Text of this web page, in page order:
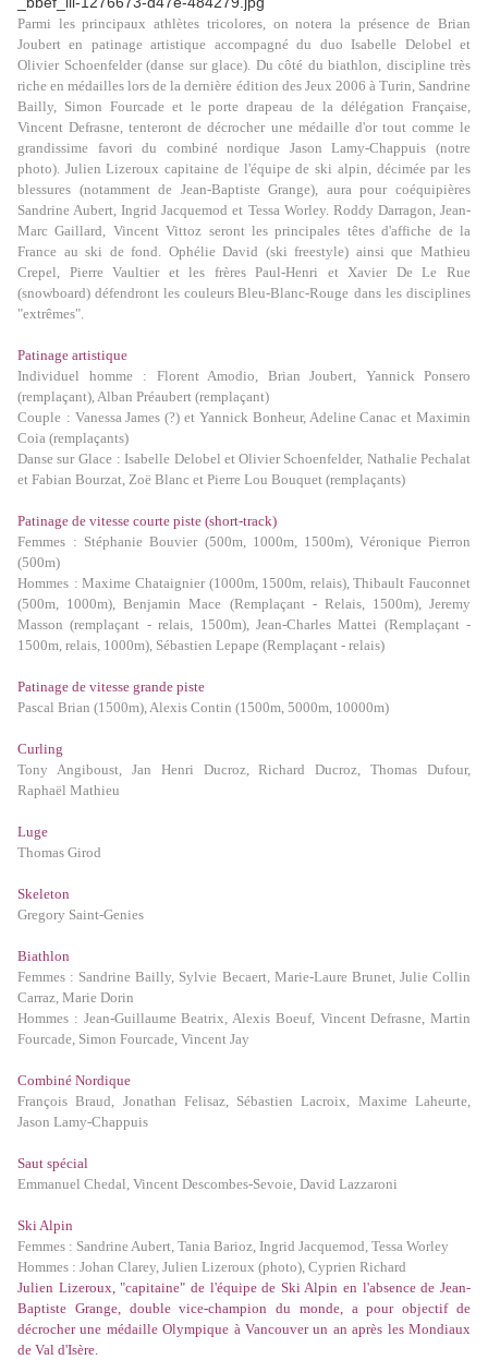
Parmi les principaux athlètes tricolores, on notera la présence de Brian
Joubert en patinage artistique accompagné du duo Isabelle Delobel et
Olivier Schoenfelder (danse sur glace). Du côté du biathlon, discipline très
riche en médailles lors de la dernière édition des Jeux 2006 à Turin, Sandrine
Bailly, Simon Fourcade et le porte drapeau de la délégation Française,
Vincent Defrasne, tenteront de décrocher une médaille d'or tout comme le
grandissime favori du combiné nordique Jason Lamy-Chappuis (notre
photo). Julien Lizeroux capitaine de l'équipe de ski alpin, décimée par les
blessures (notamment de Jean-Baptiste Grange), aura pour coéquipières
Sandrine Aubert, Ingrid Jacquemod et Tessa Worley. Roddy Darragon, Jean-
Marc Gaillard, Vincent Vittoz seront les principales têtes d'affiche de la
France au ski de fond. Ophélie David (ski freestyle) ainsi que Mathieu
Crepel, Pierre Vaultier et les frères Paul-Henri et Xavier De Le Rue
(snowboard) défendront les couleurs Bleu-Blanc-Rouge dans les disciplines
"extrêmes".
Patinage artistique
Individuel homme
: Florent Amodio, Brian Joubert, Yannick Ponsero
(remplaçant), Alban Préaubert (remplaçant)
Couple : Vanessa James (?) et Yannick Bonheur, Adeline Canac et Maximin
Coia (remplaçants)
Danse sur Glace : Isabelle Delobel et Olivier Schoenfelder, Nathalie Pechalat
et Fabian Bourzat, Zoë Blanc et Pierre Lou Bouquet (remplaçants)
Patinage de vitesse courte piste (short-track)
Femmes : Stéphanie Bouvier (500m, 1000m, 1500m), Véronique Pierron
(500m)
Hommes : Maxime Chataignier (1000m, 1500m, relais), Thibault Fauconnet
(500m, 1000m), Benjamin Mace (Remplaçant - Relais, 1500m), Jeremy
Masson (remplaçant - relais, 1500m), Jean-Charles Mattei (Remplaçant -
1500m, relais, 1000m), Sébastien Lepape (Remplaçant - relais)
Patinage de vitesse grande piste
Pascal Brian (1500m), Alexis Contin (1500m, 5000m, 10000m)
Curling
Tony Angiboust, Jan Henri Ducroz, Richard Ducroz, Thomas Dufour,
Raphaël Mathieu
Luge
Thomas Girod
Skeleton
Gregory Saint-Genies
Biathlon
Femmes : Sandrine Bailly, Sylvie Becaert, Marie-Laure Brunet, Julie Collin
Carraz, Marie Dorin
Hommes : Jean-Guillaume Beatrix, Alexis Boeuf, Vincent Defrasne, Martin
Fourcade, Simon Fourcade, Vincent Jay
Combiné Nordique
François Braud, Jonathan Felisaz, Sébastien Lacroix, Maxime Laheurte,
Jason Lamy-Chappuis
Saut spécial
Emmanuel Chedal, Vincent Descombes-Sevoie, David Lazzaroni
Ski Alpin
Femmes : Sandrine Aubert, Tania Barioz, Ingrid Jacquemod, Tessa Worley
Hommes : Johan Clarey, Julien Lizeroux (photo), Cyprien Richard
Julien Lizeroux, "capitaine" de l'équipe de Ski Alpin en l'absence de Jean-
Baptiste Grange, double vice-champion du monde, a pour objectif de
décrocher une médaille Olympique à Vancouver un an après les Mondiaux
de Val d'Isère.